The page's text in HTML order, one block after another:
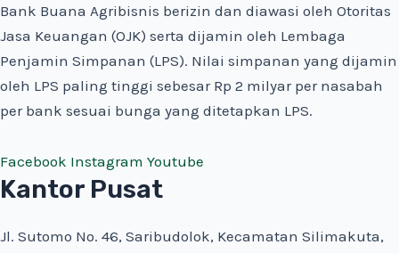
Bank Buana Agribisnis berizin dan diawasi oleh Otoritas
Jasa Keuangan (OJK) serta dijamin oleh Lembaga
Penjamin Simpanan (LPS). Nilai simpanan yang dijamin
oleh LPS paling tinggi sebesar Rp 2 milyar per nasabah
per bank sesuai bunga yang ditetapkan LPS.
Facebook Instagram Youtube
Kantor Pusat
Jl. Sutomo No. 46, Saribudolok, Kecamatan Silimakuta,